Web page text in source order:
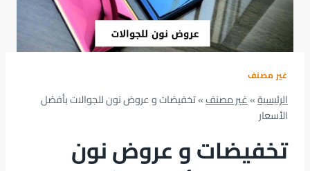
غير مصنف
الرئيسية»غير مصنف»تخفيضات و عروض نون للجوالات بأفضل
الأسعار
تخفيضات و عروض نون